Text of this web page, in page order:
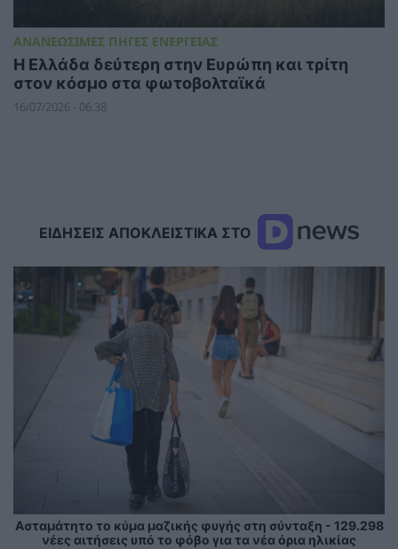
ΑΝΑΝΕΩΣΙΜΕΣ ΠΗΓΕΣ ΕΝΕΡΓΕΙΑΣ
Η Ελλάδα δεύτερη στην Ευρώπη και τρίτη
στον κόσμο στα φωτοβολταϊκά
16/07/2026 - 06:38
ΕΙΔΗΣΕΙΣ ΑΠΟΚΛΕΙΣΤΙΚΑ ΣΤΟ
Ασταμάτητο το κύμα μαζικής φυγής στη σύνταξη - 129.298
νέες αιτήσεις υπό το φόβο για τα νέα όρια ηλικίας